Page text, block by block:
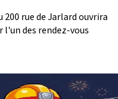
200 rue de Jarlard ouvrira
l'un des rendez-vous